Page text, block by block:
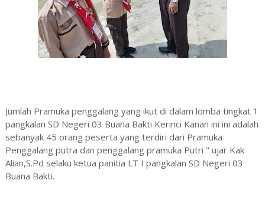
Jumlah Pramuka penggalang yang ikut di dalam lomba tingkat 1
pangkalan SD Negeri 03 Buana Bakti Kerinci Kanan ini ini adalah
sebanyak 45 orang peserta yang terdiri dari Pramuka
Penggalang putra dan penggalang pramuka Putri " ujar Kak
Alian,S.Pd selaku ketua panitia LT I pangkalan SD Negeri 03
Buana Bakti.